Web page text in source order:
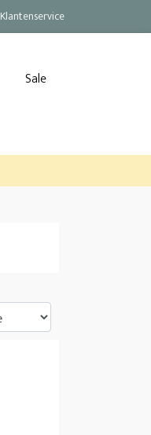
Klantenservice
Sale